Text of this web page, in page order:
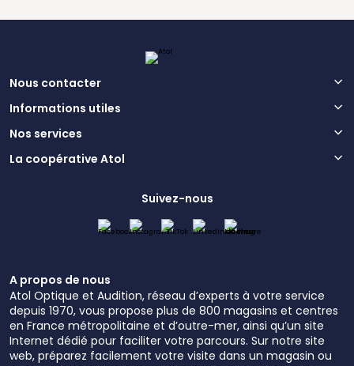
Nous contacter
Informations utiles
Nos services
La coopérative Atol
Suivez-nous
A propos de nous
Atol Optique et Audition, réseau d’experts à votre service
depuis 1970, vous propose plus de 800 magasins et centres
en France métropolitaine et d’outre-mer, ainsi qu’un site
Internet dédié pour faciliter votre parcours. Sur notre site
web, préparez facilement votre visite dans un magasin ou